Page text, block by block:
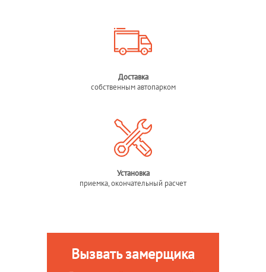
Доставка
собственным автопарком
Установка
приемка, окончательный расчет
Вызвать замерщика